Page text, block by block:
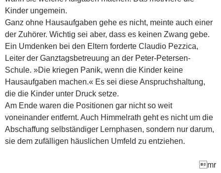
Kinder ungemein.
Ganz ohne Hausaufgaben gehe es nicht, meinte auch einer
der Zuhörer. Wichtig sei aber, dass es keinen Zwang gebe.
Ein Umdenken bei den Eltern forderte Claudio Pezzica,
Leiter der Ganztagsbetreuung an der Peter-Petersen-
Schule. »Die kriegen Panik, wenn die Kinder keine
Hausaufgaben machen.« Es sei diese Anspruchshaltung,
die die Kinder unter Druck setze.
Am Ende waren die Positionen gar nicht so weit
voneinander entfernt. Auch Himmelrath geht es nicht um die
Abschaffung selbständiger Lernphasen, sondern nur darum,
sie dem zufälligen häuslichen Umfeld zu entziehen.
mr